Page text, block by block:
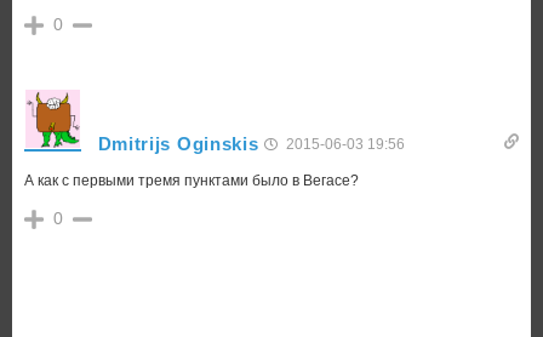
0
Dmitrijs Oginskis 2015-06-03 19:56
А как с первыми тремя пунктами было в Вегасе?
0